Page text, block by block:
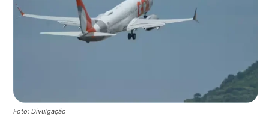
Foto: Divulgação